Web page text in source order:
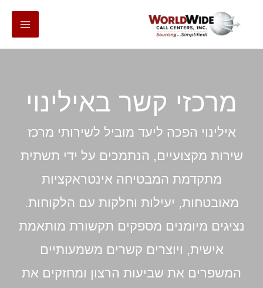
מרכזי קשר באילינוי
אילינוי הפכה ליעד מוביל לשירותי מרכז
שירות מקצועיים, הנתמכים על ידי תשתית
מתקדמת המבטיחה אינטראקציות
מאובטחות, יעילות וחלקות עם הלקוחות.
נציגים מיומנים מספקים תקשורת מותאמת
אישית, ויוצרים קשרים משמעותיים
המשפרים את שביעות הרצון ומחזקים את